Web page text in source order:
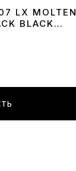
LX MOLTEN
BLACK